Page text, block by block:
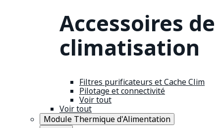
Accessoires de
climatisation
Filtres purificateurs et Cache Clim
Pilotage et connectivité
Voir tout
Voir tout
Module Thermique d'Alimentation